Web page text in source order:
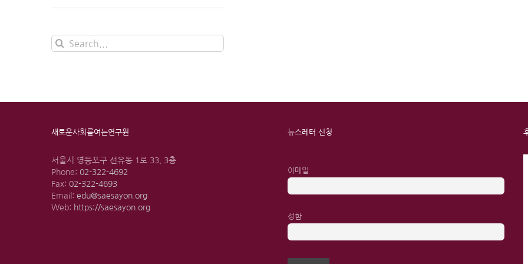
Search
for:
새로운사회를여는연구원
서울시 영등포구 선유동 1로 33, 3층
Phone: 02-322-4692
Fax: 02-322-4693
Email: edu@saesayon.org
Web: https://saesayon.org
뉴스레터 신청
이메일
성함